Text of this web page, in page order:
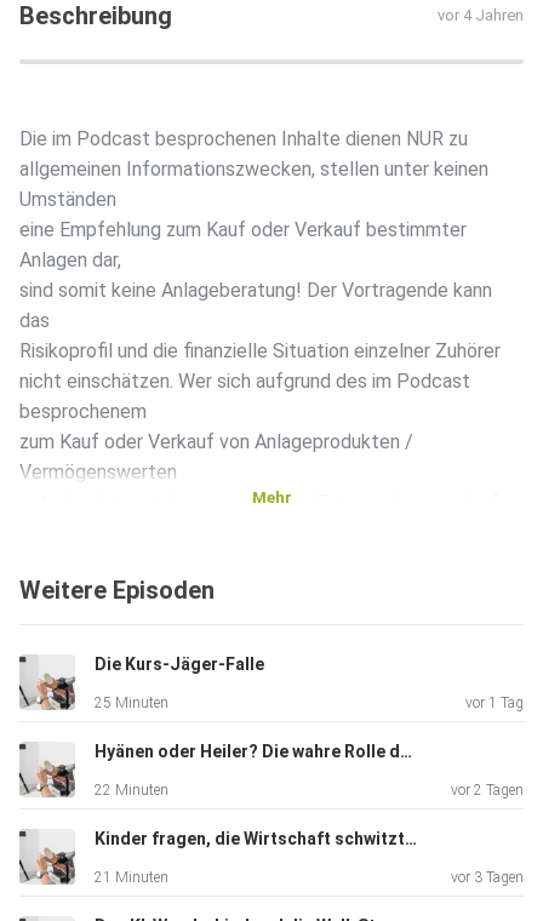
Beschreibung vor 4 Jahren
Die im Podcast besprochenen Inhalte dienen NUR zu
allgemeinen Informationszwecken, stellen unter keinen
Umständen
eine Empfehlung zum Kauf oder Verkauf bestimmter
Anlagen dar,
sind somit keine Anlageberatung! Der Vortragende kann
das
Risikoprofil und die finanzielle Situation einzelner Zuhörer
nicht einschätzen. Wer sich aufgrund des im Podcast
besprochenem
zum Kauf oder Verkauf von Anlageprodukten /
Vermögenswerten
entscheidet, tut diese aus eigener Entscheidung und auf
haften, wenn
Anlageentscheidungen
treffen und dadurch Verluste erleiden.
Mehr
Weitere Episoden
Die Kurs-Jäger-Falle
25 Minuten vor 1 Tag
Hyänen oder Heiler? Die wahre Rolle der Hedgefonds
22 Minuten vor 2 Tagen
Kinder fragen, die Wirtschaft schwitzt: „The Big Short“ im Realitätscheck
21 Minuten vor 3 Tagen